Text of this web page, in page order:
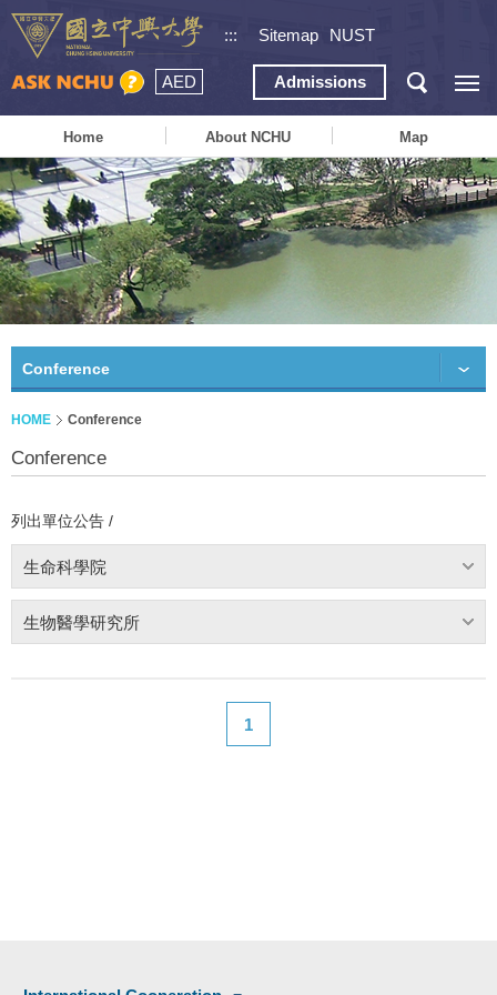
::: Sitemap NUST
AED Admissions
Home About NCHU Map
Conference
HOME Conference
Conference
列出單位公告 /
生命科學院
生物醫學研究所
1